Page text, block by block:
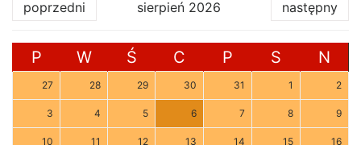
poprzedni sierpień 2026 następny
P W Ś C P S N
27 28 29 30 31 1 2
3 4 5 6 7 8 9
10 11 12 13 14 15 16